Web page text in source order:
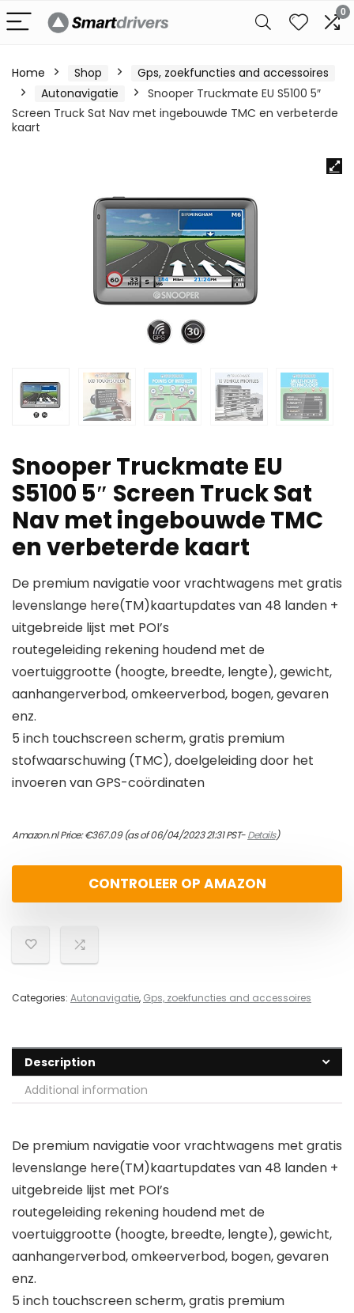
0
Home Shop
Gps, zoekfuncties and accessoires
Autonavigatie
Snooper Truckmate EU S5100 5″
Screen Truck Sat Nav met ingebouwde TMC en verbeterde
kaart
Snooper Truckmate EU
S5100 5″ Screen Truck Sat
Nav met ingebouwde TMC
en verbeterde kaart
De premium navigatie voor vrachtwagens met gratis
levenslange here(TM)kaartupdates van 48 landen +
uitgebreide lijst met POI’s
routegeleiding rekening houdend met de
voertuiggrootte (hoogte, breedte, lengte), gewicht,
aanhangerverbod, omkeerverbod, bogen, gevaren
enz.
5 inch touchscreen scherm, gratis premium
stofwaarschuwing (TMC), doelgeleiding door het
invoeren van GPS-coördinaten
Amazon.nl Price:€367.09(as of 06/04/2023 21:31 PST-Details)
CONTROLEER OP AMAZON
Categories: Autonavigatie, Gps, zoekfuncties and accessoires
Description
Additional information
De premium navigatie voor vrachtwagens met gratis
levenslange here(TM)kaartupdates van 48 landen +
uitgebreide lijst met POI’s
routegeleiding rekening houdend met de
voertuiggrootte (hoogte, breedte, lengte), gewicht,
aanhangerverbod, omkeerverbod, bogen, gevaren
enz.
5 inch touchscreen scherm, gratis premium